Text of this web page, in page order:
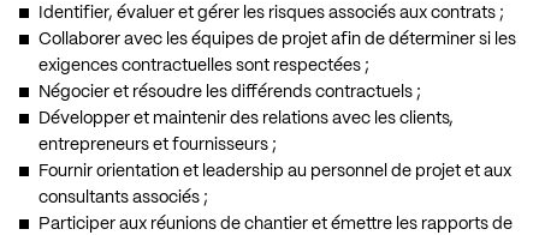
Identifier, évaluer et gérer les risques associés aux contrats ;
Collaborer avec les équipes de projet afin de déterminer si les
exigences contractuelles sont respectées ;
Négocier et résoudre les différends contractuels ;
Développer et maintenir des relations avec les clients,
entrepreneurs et fournisseurs ;
Fournir orientation et leadership au personnel de projet et aux
consultants associés ;
Participer aux réunions de chantier et émettre les rapports de